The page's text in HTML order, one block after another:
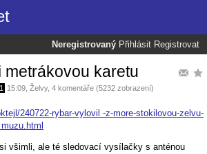
Neregistrovaný Přihlásit Registrovat
karetu
15:09 Želvy, 4 komentáře (5232 zobrazení)
240722-rybar-vylovil -z-more-stokilovou-zelvu-
všimli, ale té sledovací vysílačky s anténou